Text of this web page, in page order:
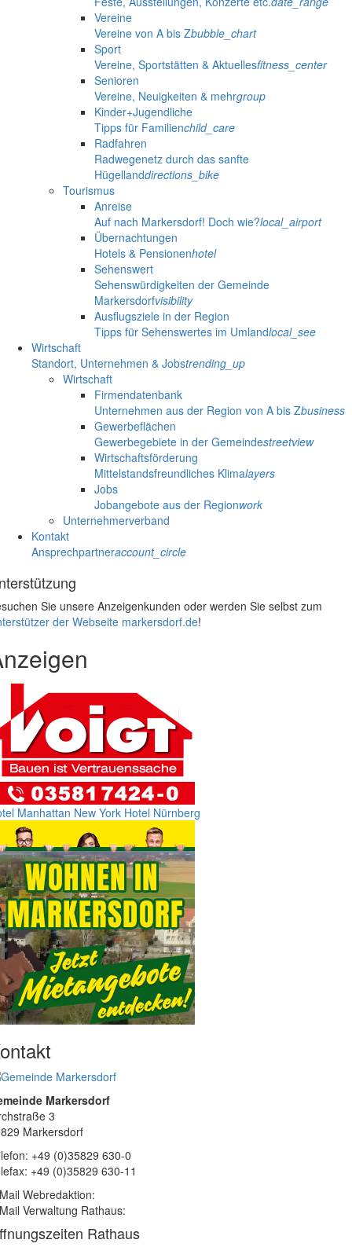
Vereine
Vereine von A bis Zbubble_chart
Sport
Vereine, Sportstätten & Aktuellesfitness_center
Senioren
Vereine, Neuigkeiten & mehrgroup
Kinder+Jugendliche
Tipps für Familienchild_care
Radfahren
Radwegenetz durch das sanfte
Hügellanddirections_bike
Tourismus
Anreise
Auf nach Markersdorf! Doch wie?local_airport
Übernachtungen
Hotels & Pensionenhotel
Sehenswert
Sehenswürdigkeiten der Gemeinde
Markersdorfvisibility
Ausflugsziele in der Region
Tipps für Sehenswertes im Umlandlocal_see
Wirtschaft
Standort, Unternehmen & Jobstrending_up
Wirtschaft
Firmendatenbank
Unternehmen aus der Region von A bis Zbusiness
Gewerbeflächen
Gewerbegebiete in der Gemeindestreetview
Wirtschaftsförderung
Mittelstandsfreundliches Klimalayers
Jobs
Jobangebote aus der Regionwork
Unternehmerverband
Kontakt
Ansprechpartneraccount_circle
Sie unsere Anzeigenkunden oder werden Sie selbst zum
der Webseite markersdorf.de!
Manhattan New York Hotel Nürnberg
Markersdorf
3
Markersdorf
+49 (0)35829 630-0
+49 (0)35829 630-11
Webredaktion:
Verwaltung Rathaus:
Rathaus